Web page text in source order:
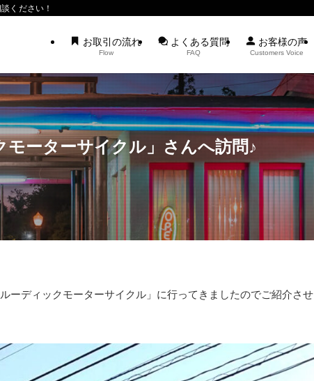
ください！
お取引の流れ
Flow
よくある質問
FAQ
お客様の声
Customers Voice
モーターサイクル」さんへ訪問♪
ーディックモーターサイクル」に行ってきましたのでご紹介させ